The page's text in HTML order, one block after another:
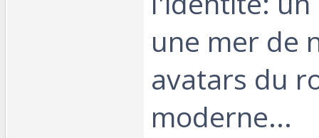
une mer de
avatars du
moderne...‎